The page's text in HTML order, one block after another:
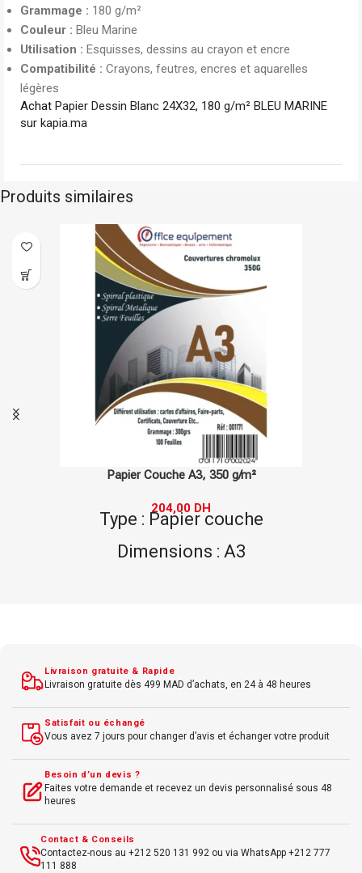
Grammage : 180 g/m²
Couleur : Bleu Marine
Utilisation : Esquisses, dessins au crayon et encre
Compatibilité : Crayons, feutres, encres et aquarelles
légères
Achat Papier Dessin Blanc 24X32, 180 g/m² BLEU MARINE
sur kapia.ma
Produits similaires
Papier Couche A3, 350 g/m²
204,00 DH
Type : Papier couche
Dimensions : A3
Livraison gratuite & Rapide
Livraison gratuite dès 499 MAD d’achats, en 24 à 48 heures
Satisfait ou échangé
Vous avez 7 jours pour changer d’avis et échanger votre produit
Besoin d’un devis ?
Faites votre demande et recevez un devis personnalisé sous 48
heures
Contact & Conseils
Contactez-nous au +212 520 131 992 ou via WhatsApp +212 777
111 888